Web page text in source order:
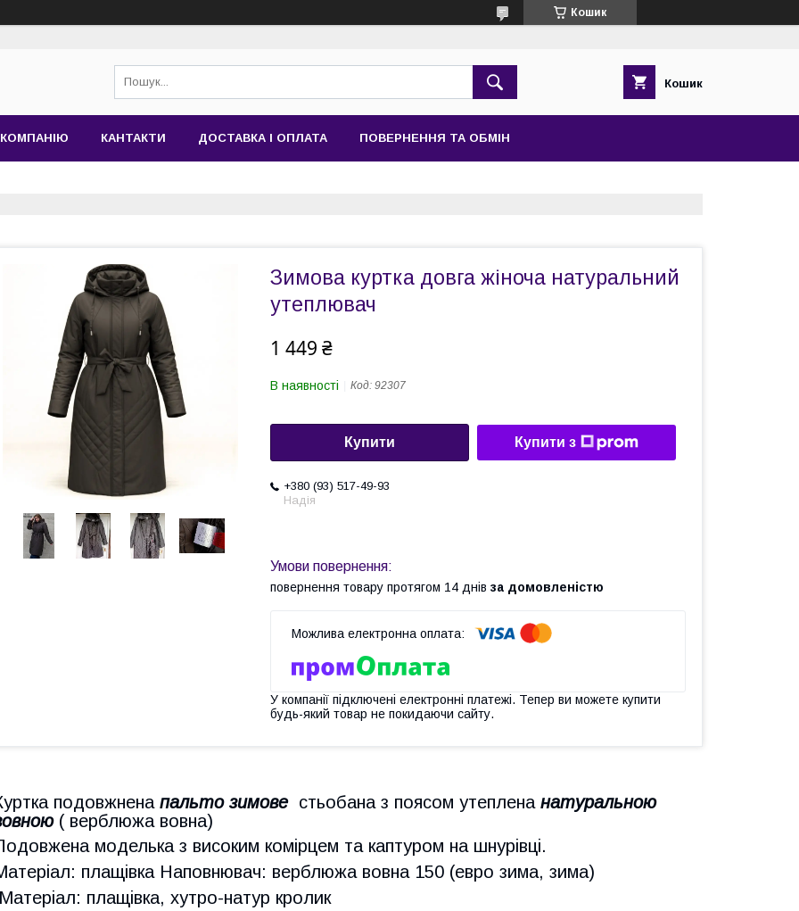
Кошик
Кошик
КАНТАКТИ ДОСТАВКА І ОПЛАТА ПОВЕРНЕННЯ ТА ОБМІН
Зимова куртка довга жіноча натуральний
утеплювач
1 449 ₴
В наявності Код: 92307
Купити Купити з
+380 (93) 517-49-93
Надія
повернення товару протягом 14 днів за домовленістю
У компанії підключені електронні платежі. Тепер ви можете купити
будь-який товар не покидаючи сайту.
подовжнена пальто зимовестьобана з поясом утеплена натуральною
( верблюжа вовна)
моделька з високим комірцем та каптуром на шнурівці.
плащівка Наповнювач: верблюжа вовна 150 (евро зима, зима)
Матеріал: плащівка, хутро-натур кролик